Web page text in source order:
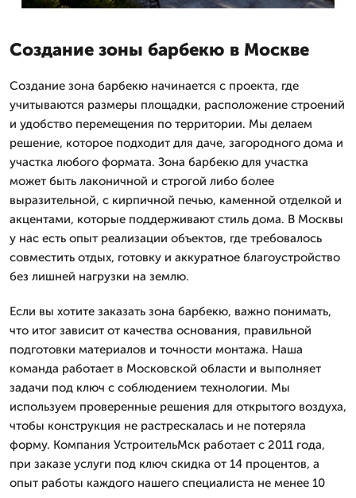
Создание зоны барбекю в Москве
Создание зона барбекю начинается с проекта, где
учитываются размеры площадки, расположение строений
и удобство перемещения по территории. Мы делаем
решение, которое подходит для даче, загородного дома и
участка любого формата. Зона барбекю для участка
может быть лаконичной и строгой либо более
выразительной, с кирпичной печью, каменной отделкой и
акцентами, которые поддерживают стиль дома. В Москвы
у нас есть опыт реализации объектов, где требовалось
совместить отдых, готовку и аккуратное благоустройство
без лишней нагрузки на землю.
Если вы хотите заказать зона барбекю, важно понимать,
что итог зависит от качества основания, правильной
подготовки материалов и точности монтажа. Наша
команда работает в Московской области и выполняет
задачи под ключ с соблюдением технологии. Мы
используем проверенные решения для открытого воздуха,
чтобы конструкция не растрескалась и не потеряла
форму. Компания УстроительМск работает с 2011 года,
при заказе услуги под ключ скидка от 14 процентов, а
опыт работы каждого нашего специалиста не менее 10